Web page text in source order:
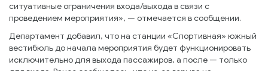
ситуативные ограничения входа/выхода в связи с
проведением мероприятия», — отмечается в сообщении.
Департамент добавил, что на станции «Спортивная» южный
вестибюль до начала мероприятия будет функционировать
исключительно для выхода пассажиров, а после — только